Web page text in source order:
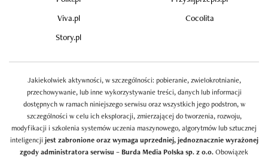
Viva.pl
Cocolita
Story.pl
Jakiekolwiek aktywności, w szczególności: pobieranie, zwielokrotnianie,
przechowywanie, lub inne wykorzystywanie treści, danych lub informacji
dostępnych w ramach niniejszego serwisu oraz wszystkich jego podstron, w
szczególności w celu ich eksploracji, zmierzającej do tworzenia, rozwoju,
modyfikacji i szkolenia systemów uczenia maszynowego, algorytmów lub sztucznej
inteligencji jest zabronione oraz wymaga uprzedniej, jednoznacznie wyrażonej
zgody administratora serwisu – Burda Media Polska sp. z o.o.Obowiązek